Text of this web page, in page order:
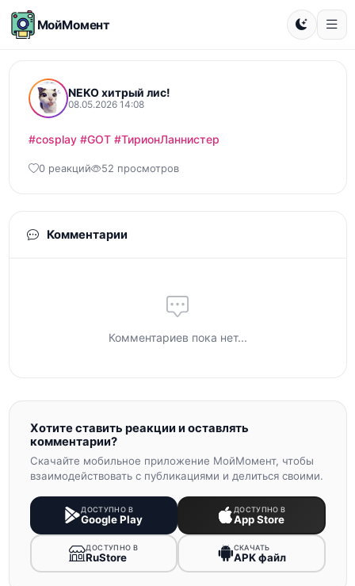
МойМомент
NEKO хитрый лис!
08.05.2026 14:08
#cosplay #GOT #ТирионЛаннистер
0 реакций 52 просмотров
Комментарии
Комментариев пока нет...
Хотите ставить реакции и оставлять
комментарии?
Скачайте мобильное приложение МойМомент, чтобы
взаимодействовать с публикациями и делиться своими.
ДОСТУПНО В
Google Play
ДОСТУПНО В
App Store
ДОСТУПНО В
RuStore
СКАЧАТЬ
APK файл